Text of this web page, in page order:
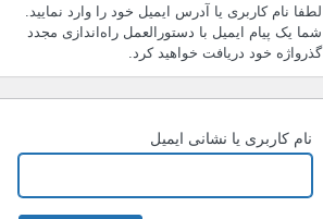
لطفا نام کاربری یا آدرس ایمیل خود را وارد نمایید.
شما یک پیام ایمیل با دستورالعمل راه‌اندازی مجدد
گذرواژه خود دریافت خواهید کرد.
نام کاربری یا نشانی ایمیل